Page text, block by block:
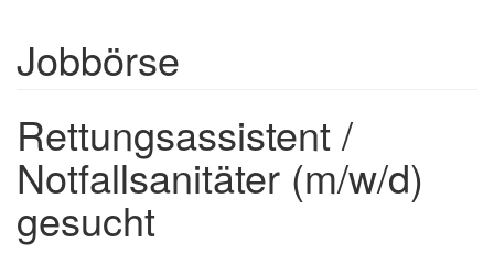
Jobbörse
Rettungsassistent /
Notfallsanitäter (m/w/d)
gesucht